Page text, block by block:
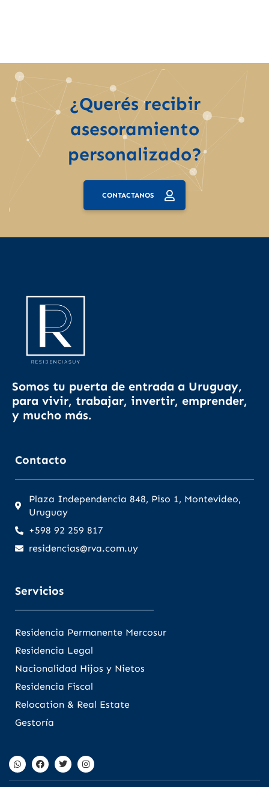
¿Querés recibir
asesoramiento
personalizado?
CONTACTANOS
Somos tu puerta de entrada a Uruguay,
para vivir, trabajar, invertir, emprender,
y mucho más.
Contacto
Plaza Independencia 848, Piso 1, Montevideo,
Uruguay
+598 92 259 817
residencias@rva.com.uy
Servicios
Residencia Permanente Mercosur
Residencia Legal
Nacionalidad Hijos y Nietos
Residencia Fiscal
Relocation & Real Estate
Gestoría